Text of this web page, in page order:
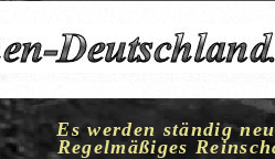
Es werden ständig
Regelmäßiges